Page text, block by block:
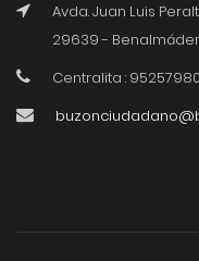
Avda. Juan Luis
29639 -
Centralita :